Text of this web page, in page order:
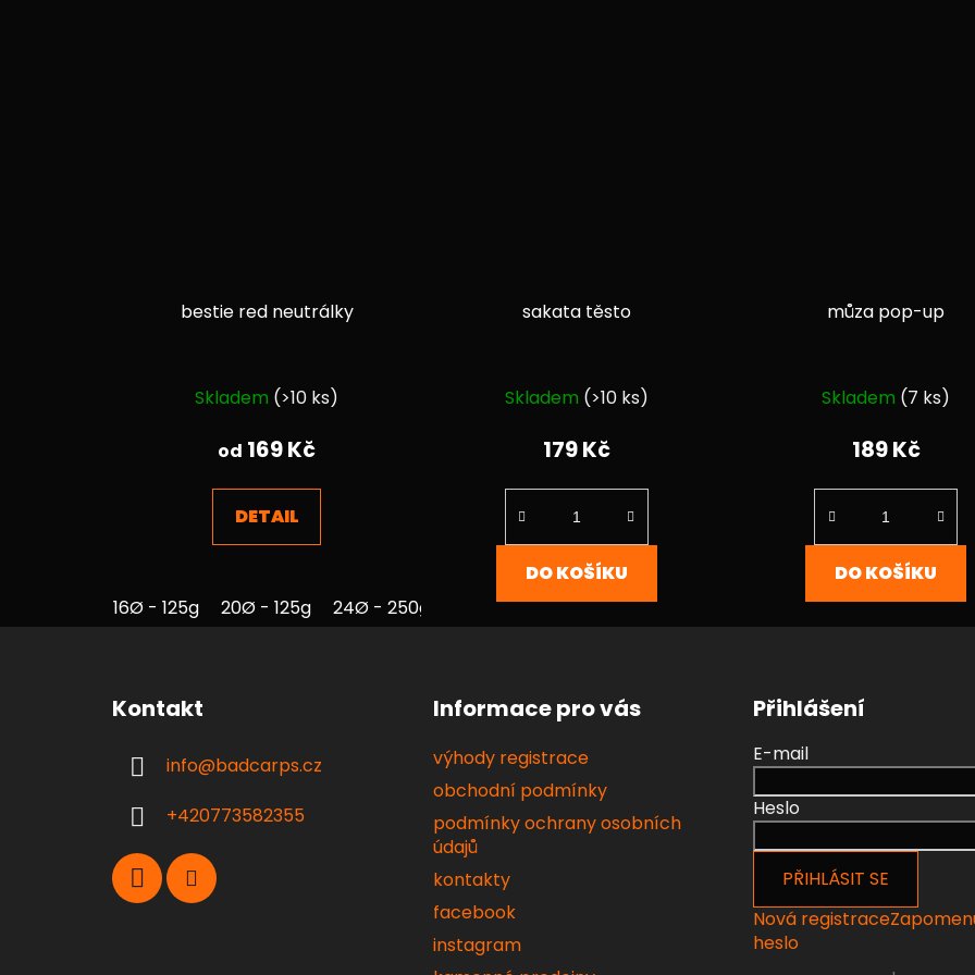
bestie red neutrálky
hodnocení
produktu
4,8
z
Skladem (>10 ks)
od 169 Kč
DETAIL
16Ø - 125g 20Ø - 125g 24Ø - 250g
sakata těsto
hodnocení
produktu
5,0
z
hvězdiček.
Skladem (>10 ks)
179 Kč
DO KOŠÍKU
můza pop-up
hodnocení
produktu
4,5
z
hvězdiček.
Skladem (7 ks)
189 Kč
DO KOŠÍKU
Kontakt
info@badcarps.cz
+420773582355
Informace pro vás
výhody registrace
obchodní podmínky
podmínky ochrany osobních
údajů
kontakty
facebook
instagram
Přihlášení
E-mail
Heslo
PŘIHLÁSIT SE
Nová registrace
heslo